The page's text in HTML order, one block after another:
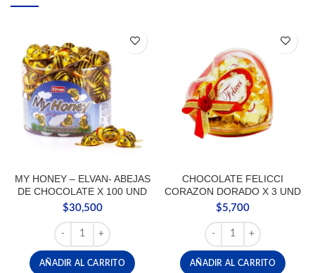
MY HONEY – ELVAN- ABEJAS
DE CHOCOLATE X 100 UND
$30,500
MY HONEY - ELVAN- ABEJAS DE CHOCOLATE X 100
AÑADIR AL CARRITO
CHOCOLATE FELICCI
CORAZON DORADO X 3 UND
$5,700
CHOCOLATE FELICCI
AÑADIR AL CARRITO